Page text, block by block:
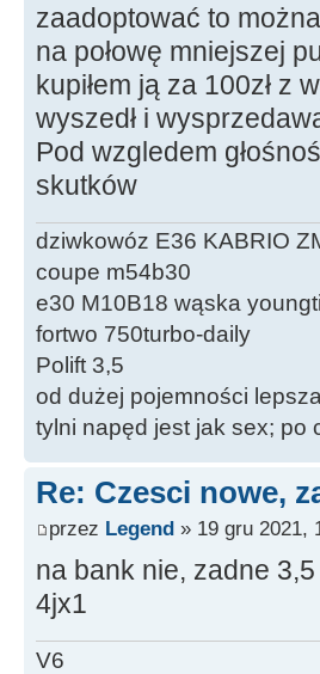
zaadoptować to
na połowę mniejszej
kupiłem ją za 100zł z
wyszedł i
Pod wzgledem
skutków
dziwkowóz E36 KABRIO
coupe m54b30
e30 M10B18 wąska
fortwo 750turbo-daily
Polift 3,5
od dużej pojemności
tylni napęd jest jak sex; po
Re: Czesci nowe,
przez Legend » 19 gru 2021,
na bank nie, zadne
4jx1
V6